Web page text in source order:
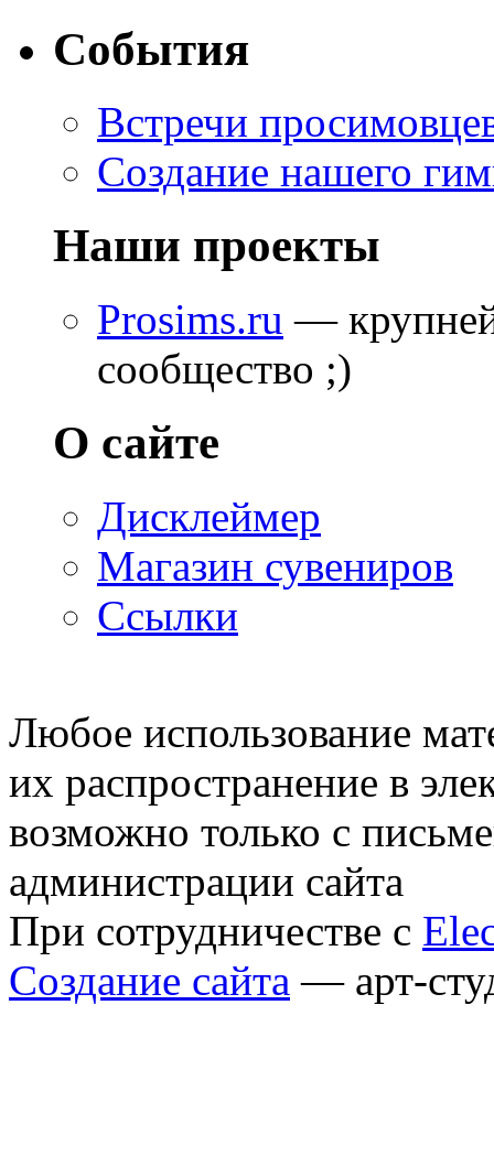
События
Встречи
Создание нашего
Наши проекты
Prosims.ru —
сообщество ;)
О сайте
Дисклеймер
Магазин сувениров
Ссылки
Любое использование
их распространение в
возможно только с
администрации сайта
При сотрудничестве с
Создание сайта — арт-